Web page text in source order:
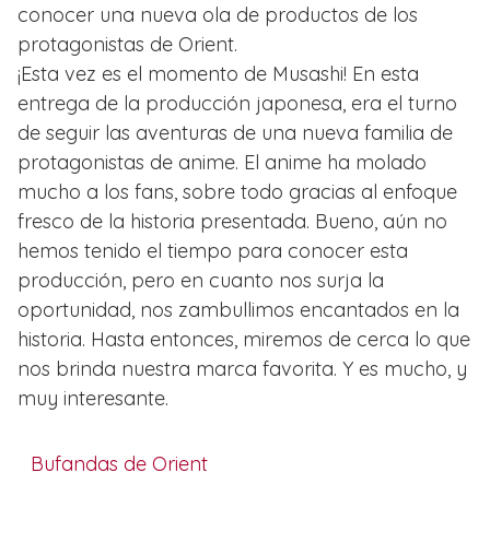
conocer una nueva ola de productos de los
protagonistas de Orient.
¡Esta vez es el momento de Musashi! En esta
entrega de la producción japonesa, era el turno
de seguir las aventuras de una nueva familia de
protagonistas de anime. El anime ha molado
mucho a los fans, sobre todo gracias al enfoque
fresco de la historia presentada. Bueno, aún no
hemos tenido el tiempo para conocer esta
producción, pero en cuanto nos surja la
oportunidad, nos zambullimos encantados en la
historia. Hasta entonces, miremos de cerca lo que
nos brinda nuestra marca favorita. Y es mucho, y
muy interesante.
Bufandas de Orient